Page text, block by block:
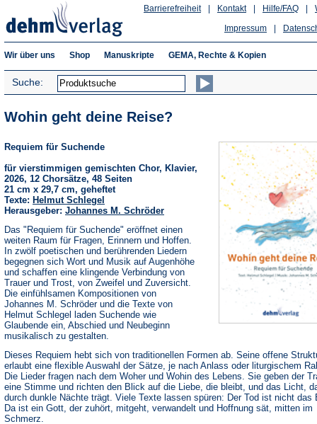
Hilfe/FAQ
Kontakt
Barrierefreiheit
Impressum
Wir über uns Shop Manuskripte GEMA, Rechte & Kopien
Suche:
Wohin geht deine Reise?
Requiem für Suchende
für vierstimmigen gemischten Chor, Klavier,
2026, 12 Chorsätze, 48 Seiten
21 cm x 29,7 cm, geheftet
Texte: Helmut Schlegel
Herausgeber: Johannes M. Schröder
Das "Requiem für Suchende" eröffnet einen
weiten Raum für Fragen, Erinnern und Hoffen.
In zwölf poetischen und berührenden Liedern
begegnen sich Wort und Musik auf Augenhöhe
und schaffen eine klingende Verbindung von
Trauer und Trost, von Zweifel und Zuversicht.
Die einfühlsamen Kompositionen von
Johannes M. Schröder und die Texte von
Helmut Schlegel laden Suchende wie
Glaubende ein, Abschied und Neubeginn
musikalisch zu gestalten.
Dieses Requiem hebt sich von traditionellen Formen ab. Seine offene
erlaubt eine flexible Auswahl der Sätze, je nach Anlass oder liturgischem
Die Lieder fragen nach dem Woher und Wohin des Lebens. Sie geben der
eine Stimme und richten den Blick auf die Liebe, die bleibt, und das Licht,
durch dunkle Nächte trägt. Viele Texte lassen spüren: Der Tod ist nicht das
Da ist ein Gott, der zuhört, mitgeht, verwandelt und Hoffnung sät, mitten im
Schmerz.